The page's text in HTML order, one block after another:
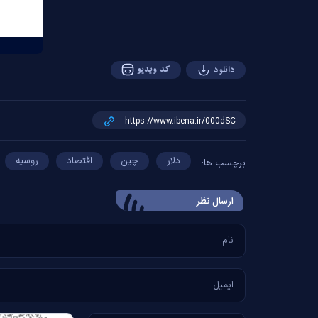
دانلود کد ویدیو
برچسب ها: دلار چین اقتصاد روسیه
ارسال‌ نظر